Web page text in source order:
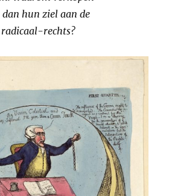
hun ziel aan de
rechts?